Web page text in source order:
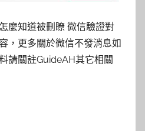
麼知道被刪瞭 微信驗證對
，更多關於微信不發消息如
請關註GuideAH其它相關